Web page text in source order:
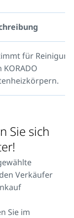
für
KORADO
Sie sich
Verkäufer
Sie im